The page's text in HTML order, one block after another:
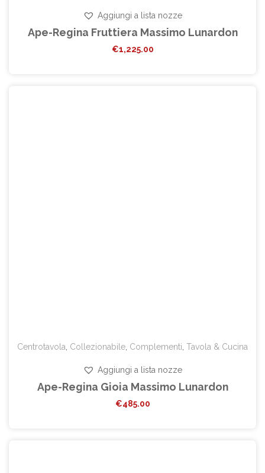
Aggiungi a lista nozze
Ape-Regina Fruttiera Massimo Lunardon
€1,225.00
Centrotavola, Collezionabile, Complementi, Tavola & Cucina
Aggiungi a lista nozze
Ape-Regina Gioia Massimo Lunardon
€485.00